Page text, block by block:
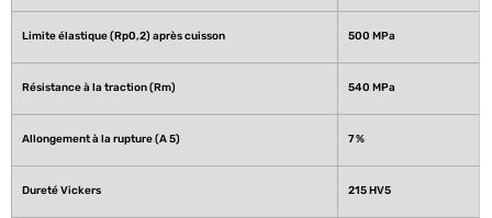
Limite élastique (Rp0,2) après cuisson 500 MPa
Résistance à la traction (Rm) 540 MPa
Allongement à la rupture (A 5) 7 %
Dureté Vickers 215 HV5